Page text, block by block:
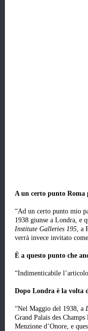
A un certo punto Roma
“Ad un certo punto mio
1938 giunse a Londra, e
Institute Galleries 195, a
verrà invece invitato
È a questo punto che
“Indimenticabile
Dopo Londra è la volta
“Nel Maggio del 1938, a
Grand Palais des
Menzione d’Onore, e